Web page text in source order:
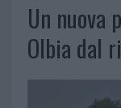
Un nuova
Olbia dal